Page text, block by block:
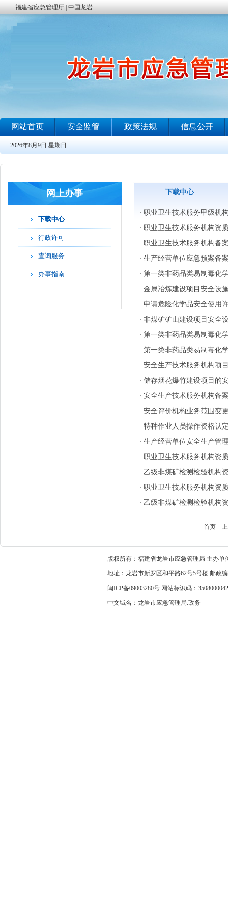
网上办事
下载中心
行政许可
查询服务
办事指南
下载中心
·职业卫生技术服务甲级机
·职业卫生技术服务机构资
·职业卫生技术服务机构备
·生产经营单位应急预案备
·第一类非药品类易制毒化
·金属冶炼建设项目安全设
·申请危险化学品安全使用
·非煤矿矿山建设项目安全
·第一类非药品类易制毒化
·第一类非药品类易制毒化
·安全生产技术服务机构项
·储存烟花爆竹建设项目的
·安全生产技术服务机构备
·安全评价机构业务范围变
·特种作业人员操作资格认
·生产经营单位安全生产管
·职业卫生技术服务机构资
· 乙级非煤矿检测检验机构
·职业卫生技术服务机构资
· 乙级非煤矿检测检验机构
首页